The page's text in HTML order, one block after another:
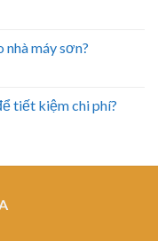
nhà máy sơn?
tiết kiệm chi phí?